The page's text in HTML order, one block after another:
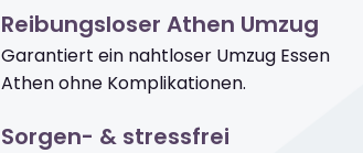
Reibungsloser Athen Umzug
Garantiert ein nahtloser Umzug Essen
Athen ohne Komplikationen.
Sorgen- & stressfrei